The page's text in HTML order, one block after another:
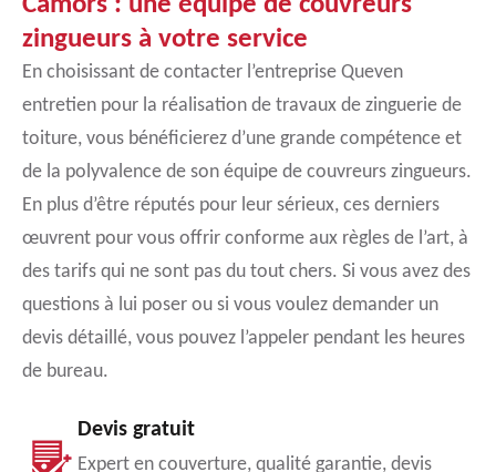
zingueurs à votre service
En choisissant de contacter l’entreprise Queven
entretien pour la réalisation de travaux de zinguerie de
toiture, vous bénéficierez d’une grande compétence et
de la polyvalence de son équipe de couvreurs zingueurs.
En plus d’être réputés pour leur sérieux, ces derniers
œuvrent pour vous offrir conforme aux règles de l’art, à
des tarifs qui ne sont pas du tout chers. Si vous avez des
questions à lui poser ou si vous voulez demander un
devis détaillé, vous pouvez l’appeler pendant les heures
de bureau.
Devis gratuit
Expert en couverture, qualité garantie, devis